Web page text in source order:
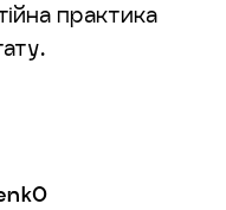
практика